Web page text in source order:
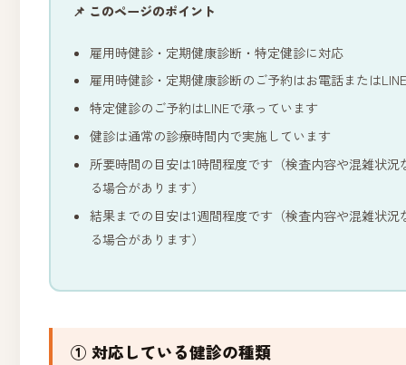
📌 このページのポイント
雇用時健診・定期健康診断・特定健診に対応
雇用時健診・定期健康診断のご予約はお電話または
特定健診のご予約はLINEで承っています
健診は通常の診療時間内で実施しています
所要時間の目安は1時間程度です（検査内容や混雑状況
る場合があります）
結果までの目安は1週間程度です（検査内容や混雑状況
る場合があります）
① 対応している健診の種類